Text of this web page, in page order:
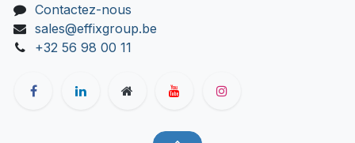
Contactez-nous
sales@effixgroup.be
+32 56 98 00 11